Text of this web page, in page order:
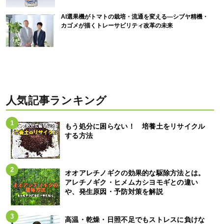
AI選果機がトマトの栽培・流通を変える―シブヤ精機・
カゴメが描くトレーサビリティ改革の未来
人気記事ランキング
もう処分に困らない！ 培養土をリサイクル
する方法
オオアレチノギクの効果的な駆除方法とは。
アレチノギク・ヒメムカシヨモギとの違い
や、発生原因・予防対策を解説
高温・乾燥・日照不足でもストレスに負けな